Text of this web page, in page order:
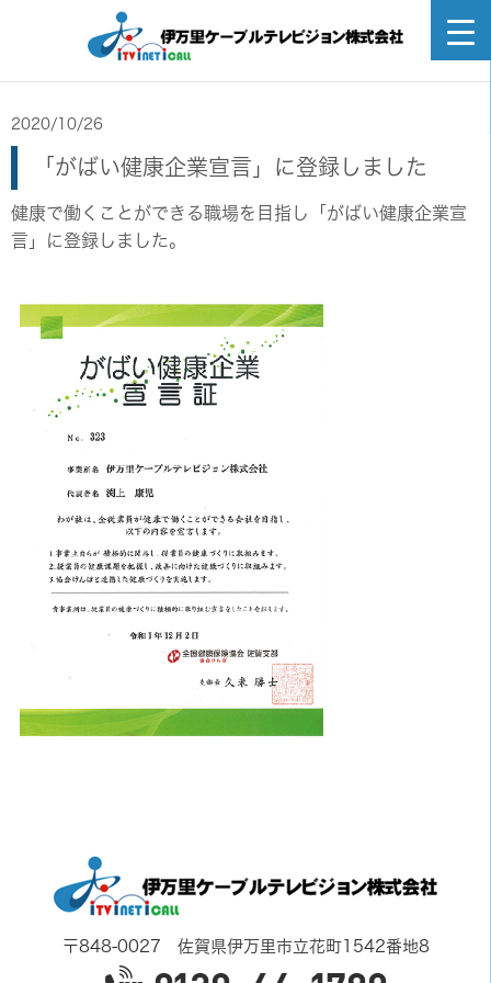
2020/10/26
「がばい健康企業宣言」に登録しました
健康で働くことができる職場を目指し「がばい健康企業宣
言」に登録しました。
〒848-0027 佐賀県伊万里市立花町1542番地8